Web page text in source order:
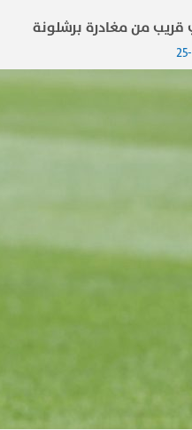
قريب من مغادرة برشلونة